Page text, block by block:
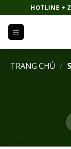
qua
dung
HOTLINE +
TRANG CHỦ /